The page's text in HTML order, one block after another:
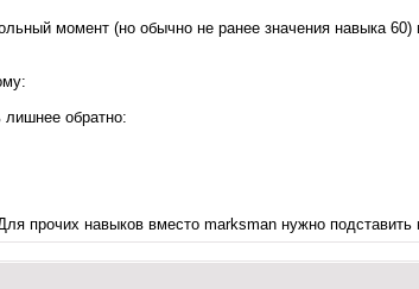
момент (но обычно не ранее значения навыка
лишнее обратно:
прочих навыков вместо marksman нужно